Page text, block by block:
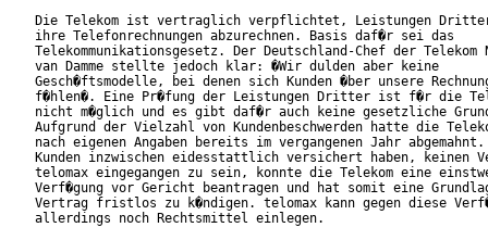
Die Telekom ist vertraglich verpflichtet, Leistungen
ihre Telefonrechnungen abzurechnen. Basis daf�r sei das
Telekommunikationsgesetz. Der Deutschland-Chef der Telekom
van Damme stellte jedoch klar: �Wir dulden aber keine
Gesch�ftsmodelle, bei denen sich Kunden �ber unsere
f�hlen�. Eine Pr�fung der Leistungen Dritter ist f�r die
nicht m�glich und es gibt daf�r auch keine gesetzliche
Aufgrund der Vielzahl von Kundenbeschwerden hatte die
nach eigenen Angaben bereits im vergangenen Jahr abgemahnt.
Kunden inzwischen eidesstattlich versichert haben, keinen
telomax eingegangen zu sein, konnte die Telekom eine
Verf�gung vor Gericht beantragen und hat somit eine
Vertrag fristlos zu k�ndigen. telomax kann gegen diese
allerdings noch Rechtsmittel einlegen.